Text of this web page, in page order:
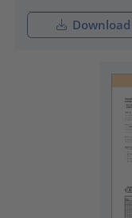
Download